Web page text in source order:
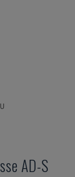
AD-S